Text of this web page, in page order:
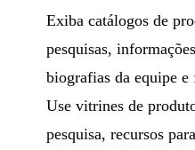
Exiba catálogos de
pesquisas,
biografias da equipe
Use vitrines de
pesquisa, recursos